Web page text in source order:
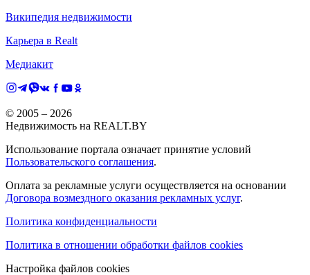
Википедия недвижимости
Карьера в Realt
Медиакит
© 2005 – 2026
Недвижимость на REALT.BY
Использование портала означает принятие условий
Пользовательского соглашения.
Оплата за рекламные услуги осуществляется на основании
Договора возмездного оказания рекламных услуг.
Политика конфиденциальности
Политика в отношении обработки файлов cookies
Настройка файлов cookies